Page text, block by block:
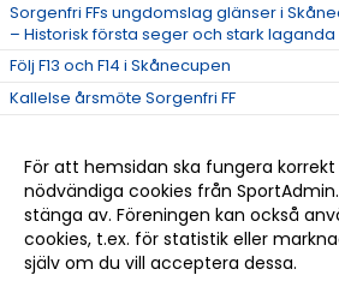
Sorgenfri FFs ungdomslag glänser i
– Historisk första seger och stark laganda
Följ F13 och F14 i Skånecupen
Kallelse årsmöte Sorgenfri FF
Träningstider januari till mars
Bli medlem
SPONSOR
För att hemsidan ska fungera
nödvändiga cookies från
stänga av. Föreningen kan också
cookies, t.ex. för statistik eller
själv om du vill acceptera dessa.